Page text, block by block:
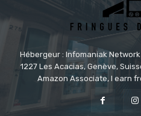
Hébergeur : Infomaniak
1227 Les Acacias, Genève,
Amazon Associate, I earn